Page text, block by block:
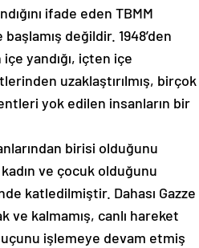
ifade eden TBMM
değildir. 1948’den
yandığı, içten içe
uzaklaştırılmış, birçok
yok edilen insanların bir
birisi olduğunu
ve çocuk olduğunu
katledilmiştir. Dahası Gazze
ve kalmamış, canlı hareket
işlemeye devam etmiş